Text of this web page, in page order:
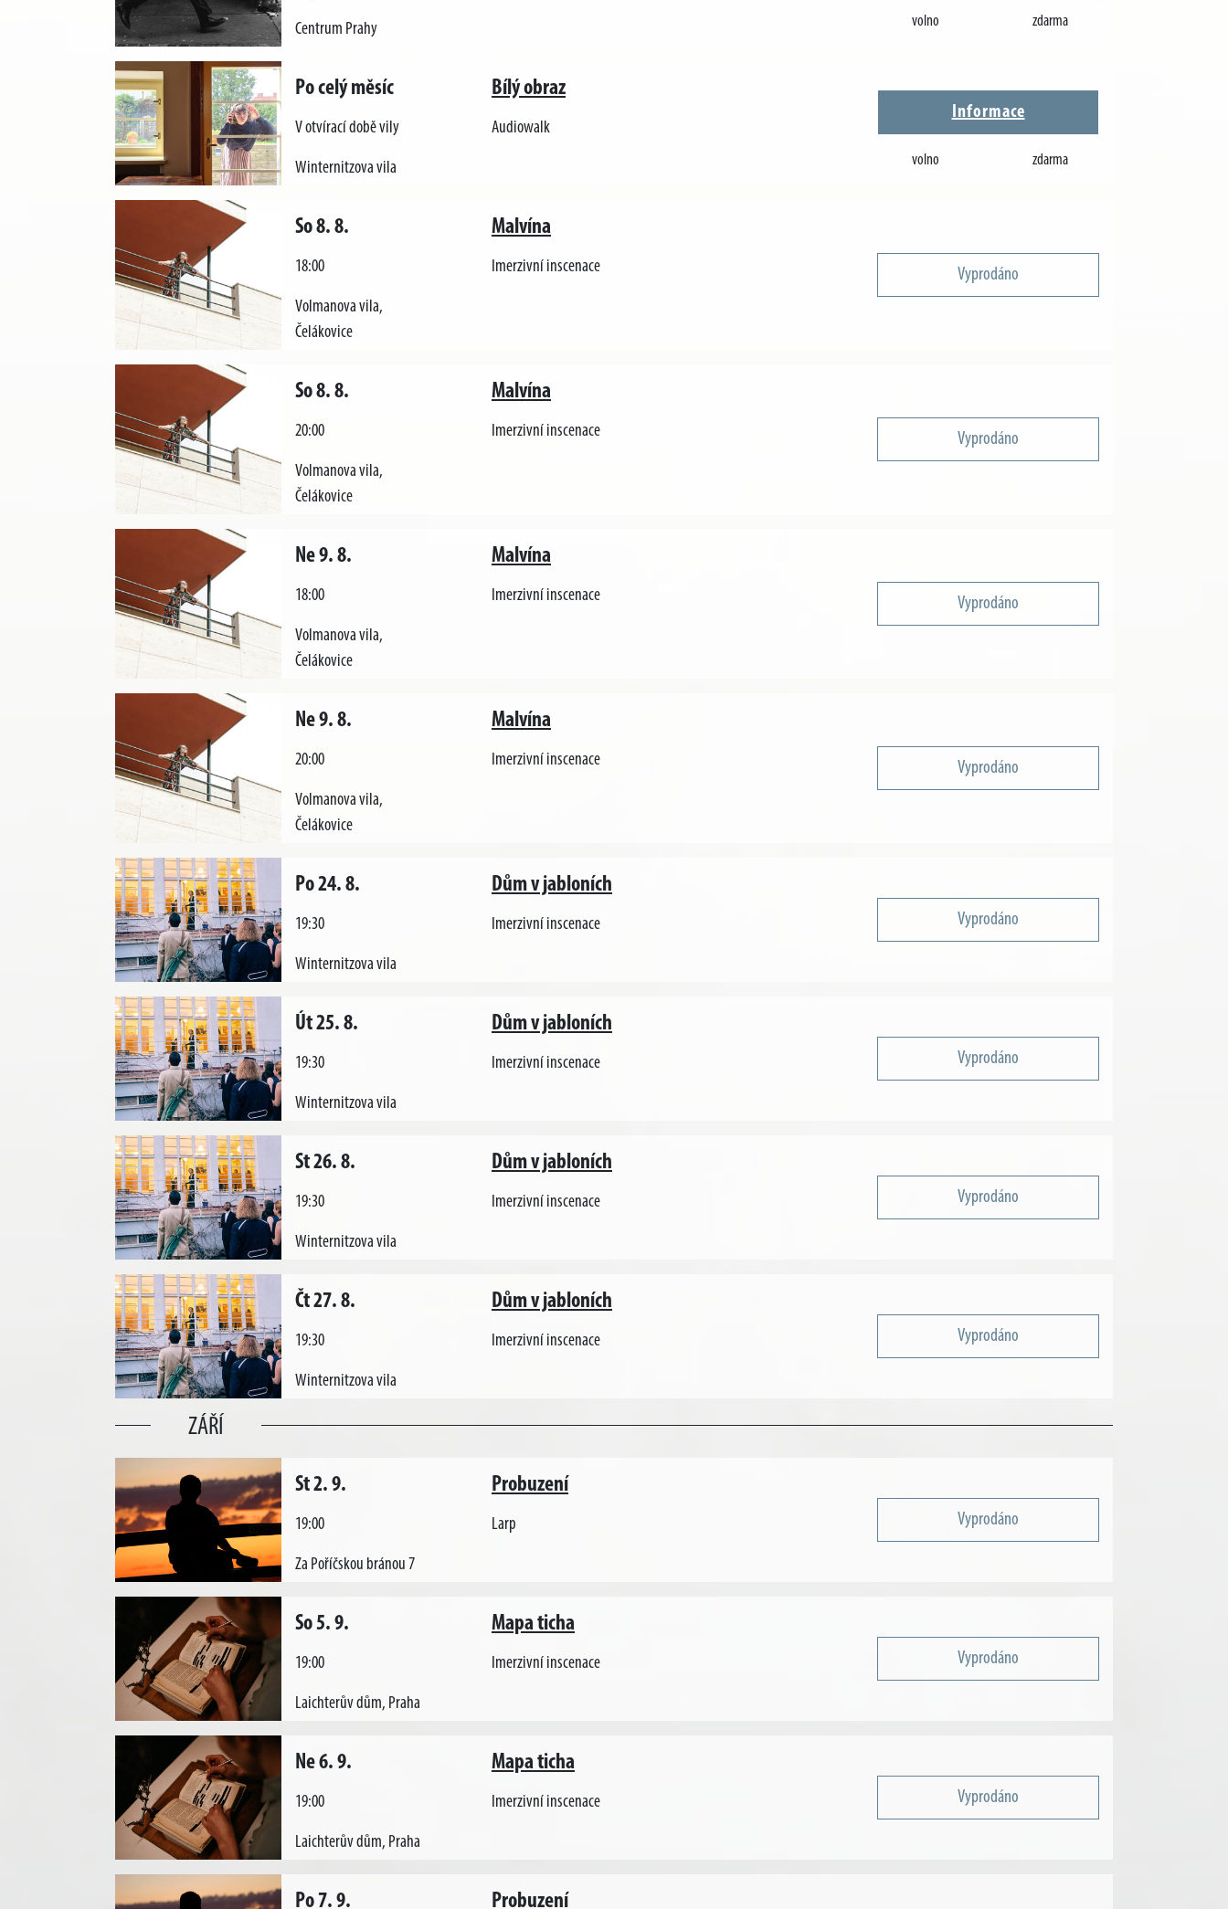
Centrum Prahy volno zdarma
Po celý měsíc
V otvírací době vily
Winternitzova vila
Bílý obraz
Audiowalk
Informace
volno zdarma
So 8. 8.
18:00
Volmanova vila,
Čelákovice
Malvína
Imerzivní inscenace Vyprodáno
So 8. 8.
20:00
Volmanova vila,
Čelákovice
Malvína
Imerzivní inscenace Vyprodáno
Ne 9. 8.
18:00
Volmanova vila,
Čelákovice
Malvína
Imerzivní inscenace Vyprodáno
Ne 9. 8.
20:00
Volmanova vila,
Čelákovice
Malvína
Imerzivní inscenace Vyprodáno
Po 24. 8.
19:30
Winternitzova vila
Dům v jabloních
Imerzivní inscenace Vyprodáno
Út 25. 8.
19:30
Winternitzova vila
Dům v jabloních
Imerzivní inscenace Vyprodáno
St 26. 8.
19:30
Winternitzova vila
Dům v jabloních
Imerzivní inscenace Vyprodáno
Čt 27. 8.
19:30
Winternitzova vila
Dům v jabloních
Imerzivní inscenace Vyprodáno
ZÁŘÍ
St 2. 9.
19:00
Za Poříčskou bránou 7
Probuzení
Larp Vyprodáno
So 5. 9.
19:00
Laichterův dům, Praha
Mapa ticha
Imerzivní inscenace Vyprodáno
Ne 6. 9.
19:00
Laichterův dům, Praha
Mapa ticha
Imerzivní inscenace Vyprodáno
Po 7. 9. Probuzení